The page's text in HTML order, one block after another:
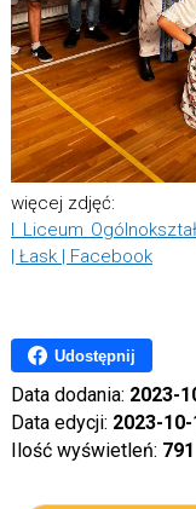
więcej zdjęć:
I Liceum
| Łask | Facebook
Udostępnij
Data dodania: 2023-
Data edycji: 2023-
Ilość wyświetleń: 791